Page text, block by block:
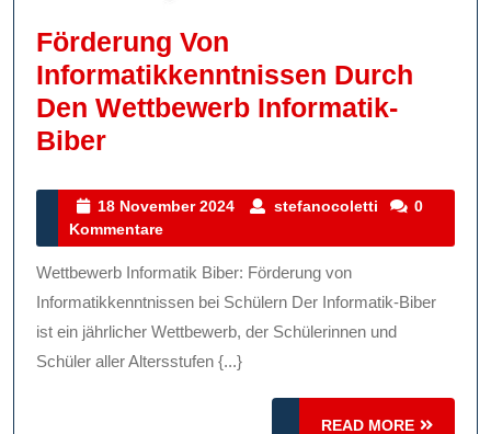
Förderung Von
Informatikkenntnissen Durch
Den Wettbewerb Informatik-
BiberFörderung
Informatikkenntnissen
Durch
Den
Wettbewerb
Informatik-
Biber
18 November 2024
18
2024
stefanocoletti stefanocoletti
0
Kommentare
Wettbewerb Informatik Biber: Förderung von
Informatikkenntnissen bei Schülern Der Informatik-Biber
ist ein jährlicher Wettbewerb, der Schülerinnen und
Schüler aller Altersstufen {...}
READ MORE
READ